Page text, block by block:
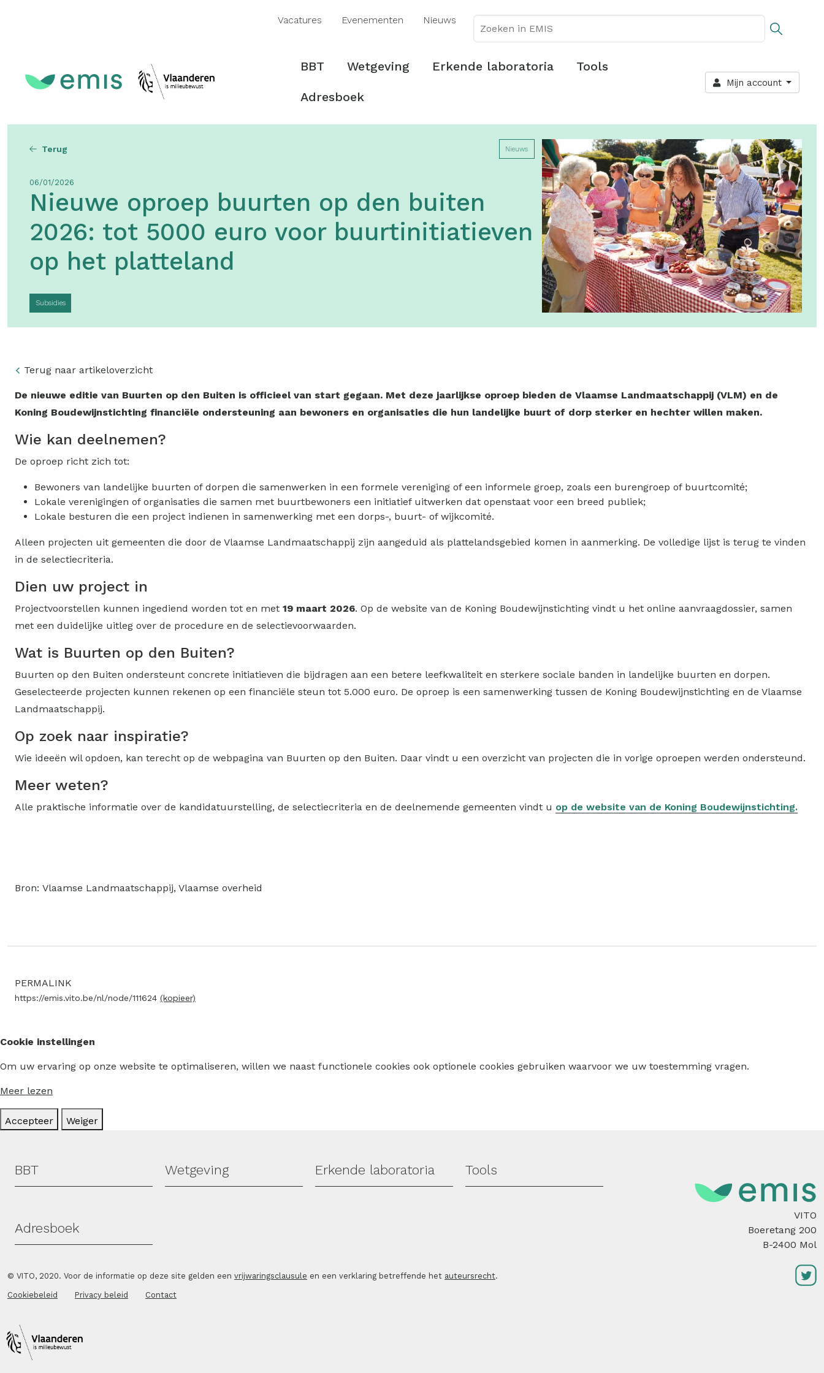
inhoud
Vacatures Evenementen Nieuws
Hoofdmenu
BBT Wetgeving Erkende laboratoria Tools
Adresboek
Mijn account
Terug Nieuws
06/01/2026
Nieuwe oproep buurten op den buiten
2026: tot 5000 euro voor buurtinitiatieven
op het platteland
Subsidies
Terug naar artikeloverzicht
De nieuwe editie van Buurten op den Buiten is officieel van start gegaan. Met deze jaarlijkse oproep bieden de Vlaamse Landmaatschappij (VLM) en de
Koning Boudewijnstichting financiële ondersteuning aan bewoners en organisaties die hun landelijke buurt of dorp sterker en hechter willen maken.
Wie kan deelnemen?
De oproep richt zich tot:
Bewoners van landelijke buurten of dorpen die samenwerken in een formele vereniging of een informele groep, zoals een burengroep of buurtcomité;
Lokale verenigingen of organisaties die samen met buurtbewoners een initiatief uitwerken dat openstaat voor een breed publiek;
Lokale besturen die een project indienen in samenwerking met een dorps-, buurt- of wijkcomité.
Alleen projecten uit gemeenten die door de Vlaamse Landmaatschappij zijn aangeduid als plattelandsgebied komen in aanmerking. De volledige lijst is terug te vinden
in de selectiecriteria.
Dien uw project in
Projectvoorstellen kunnen ingediend worden tot en met 19 maart 2026. Op de website van de Koning Boudewijnstichting vindt u het online aanvraagdossier, samen
met een duidelijke uitleg over de procedure en de selectievoorwaarden.
Wat is Buurten op den Buiten?
Buurten op den Buiten ondersteunt concrete initiatieven die bijdragen aan een betere leefkwaliteit en sterkere sociale banden in landelijke buurten en dorpen.
Geselecteerde projecten kunnen rekenen op een financiële steun tot 5.000 euro. De oproep is een samenwerking tussen de Koning Boudewijnstichting en de Vlaamse
Landmaatschappij.
Op zoek naar inspiratie?
Wie ideeën wil opdoen, kan terecht op de webpagina van Buurten op den Buiten. Daar vindt u een overzicht van projecten die in vorige oproepen werden ondersteund.
Meer weten?
Alle praktische informatie over de kandidatuurstelling, de selectiec​​​riteria en de deelnemende gemeenten vindt u op de website van de Koning Boudewijnstichting.​
Bron: Vlaamse Landmaatschappij, Vlaamse overheid
PERMALINK
https://emis.vito.be/nl/node/111624 (kopieer)
Cookie instellingen
Om uw ervaring op onze website te optimaliseren, willen we naast functionele cookies ook optionele cookies gebruiken waarvoor we uw toestemming vragen.
Meer lezen
Accepteer Weiger
Hoofdmenu
BBT Wetgeving Erkende laboratoria Tools
Adresboek
© VITO, 2020. Voor de informatie op deze site gelden een vrijwaringsclausule en een verklaring betreffende het auteursrecht.
Cookiebeleid Privacy beleid Contact
VITO
Boeretang 200
B-2400 Mol